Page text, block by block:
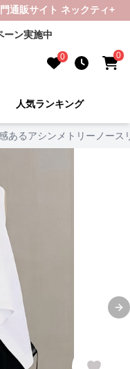
通販サイト ネックティ+
ーン実施中
0 0
人気ランキング
あるアシンメトリーノース